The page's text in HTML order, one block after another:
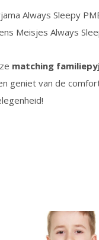
Always Sleepy
Meisjes Always
matching
geniet van de